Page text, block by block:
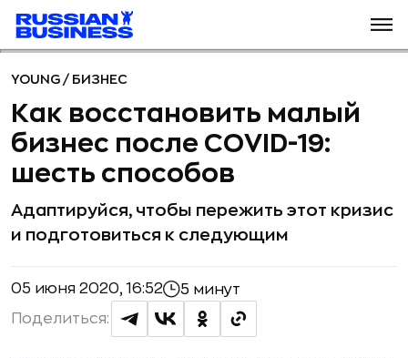
YOUNG / БИЗНЕС
Как восстановить малый
бизнес после COVID-19:
шесть способов
Адаптируйся, чтобы пережить этот кризис
и подготовиться к следующим
05 июня 2020, 16:52 5 минут
Поделиться: